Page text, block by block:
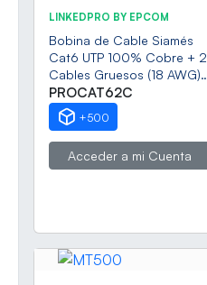
LINKEDPRO BY EPCOM
Bobina de Cable Siamés
Cat6 UTP 100% Cobre + 2
Cables Gruesos (18 AWG)
para Alimentar Cámaras
Más Lejos / 152 Metros
(500 Pies) / Instalación en
Exterior / Uso Industrial
para Climas Extremos
PROCAT62C
+500
Acceder a mi Cuenta